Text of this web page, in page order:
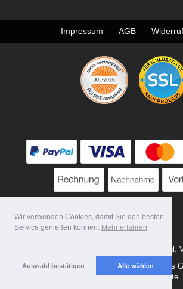
Wir verwenden Cookies, damit Sie den besten
Service genießen können. Mehr erfahren
Auswahl bestätigen Alle wählen
Impressum AGB
Alle Preise zzgl. MwSt. evtl. zzgl.
Copyright 2026 by Tattoo-Tools
Mobile Shop by Shopgate